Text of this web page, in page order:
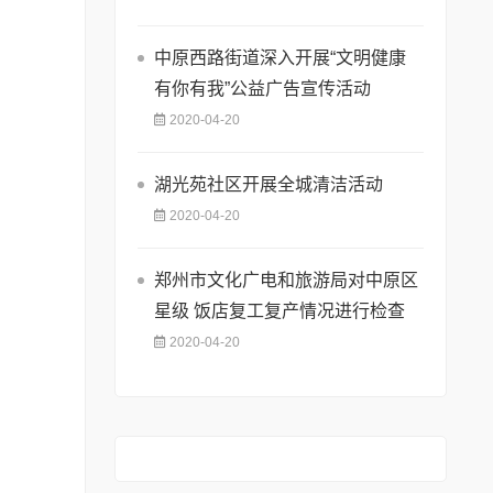
中原西路街道深入开展“文明健康
有你有我”公益广告宣传活动
2020-04-20
湖光苑社区开展全城清洁活动
2020-04-20
郑州市文化广电和旅游局对中原区
星级 饭店复工复产情况进行检查
2020-04-20